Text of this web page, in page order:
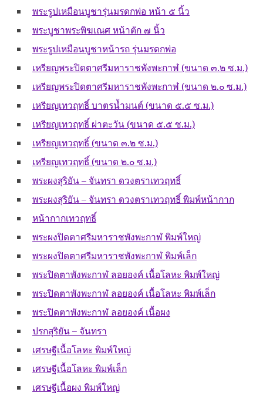
พระรูปเหมือนบูชารุ่นมรดกพ่อ หน้า ๕ นิ้ว
พระบูชาพระพิฆเณศ หน้าตัก ๗ นิ้ว
พระรูปเหมือนบูชาหน้ารถ รุ่นมรดกพ่อ
เหรียญพระปิดตาศรีมหาราชพังพะกาฬ (ขนาด ๓.๒ ซ.ม.)
เหรียญพระปิดตาศรีมหาราชพังพะกาฬ (ขนาด ๒.๐ ซ.ม.)
เหรียญเทวฤทธิ์ บาตรน้ำมนต์ (ขนาด ๕.๕ ซ.ม.)
เหรียญเทวฤทธิ์ ผ่าตะวัน (ขนาด ๕.๕ ซ.ม.)
เหรียญเทวฤทธิ์ (ขนาด ๓.๒ ซ.ม.)
เหรียญเทวฤทธิ์ (ขนาด ๒.๐ ซ.ม.)
พระผงสุริยัน – จันทรา ดวงตราเทวฤทธิ์
พระผงสุริยัน – จันทรา ดวงตราเทวฤทธิ์ พิมพ์หน้ากาก
หน้ากากเทวฤทธิ์
พระผงปิดตาศรีมหาราชพังพะกาฬ พิมพ์ใหญ่
พระผงปิดตาศรีมหาราชพังพะกาฬ พิมพ์เล็ก
พระปิดตาพังพะกาฬ ลอยองค์ เนื้อโลหะ พิมพ์ใหญ่
พระปิดตาพังพะกาฬ ลอยองค์ เนื้อโลหะ พิมพ์เล็ก
พระปิดตาพังพะกาฬ ลอยองค์ เนื้อผง
ปรกสุริยัน – จันทรา
เศรษฐีเนื้อโลหะ พิมพ์ใหญ่
เศรษฐีเนื้อโลหะ พิมพ์เล็ก
เศรษฐีเนื้อผง พิมพ์ใหญ่